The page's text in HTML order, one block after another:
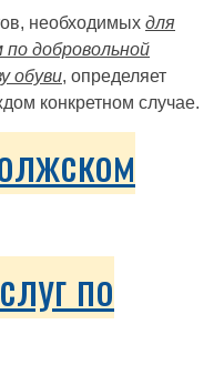
необходимых для
добровольной
обуви, определяет
конкретном случае.
по